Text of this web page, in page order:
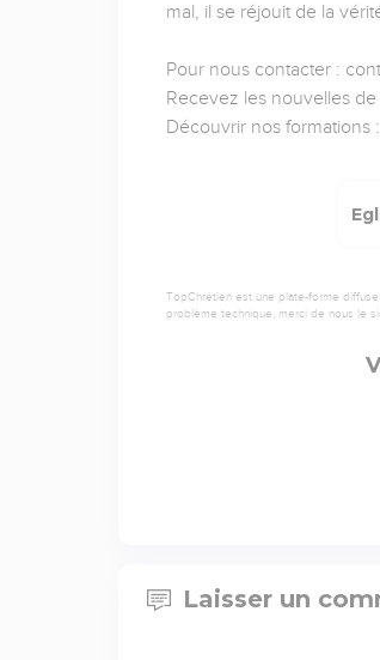
mal, il se réjouit de la
Pour nous contacter :
Recevez les nouvelles
Découvrir nos formations :
TopChrétien est une plate-forme
problème technique, merci de nous le
Laisser un